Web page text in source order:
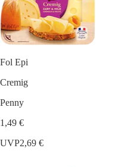
Fol Epi
Cremig
Penny
1,49 €
UVP2,69 €